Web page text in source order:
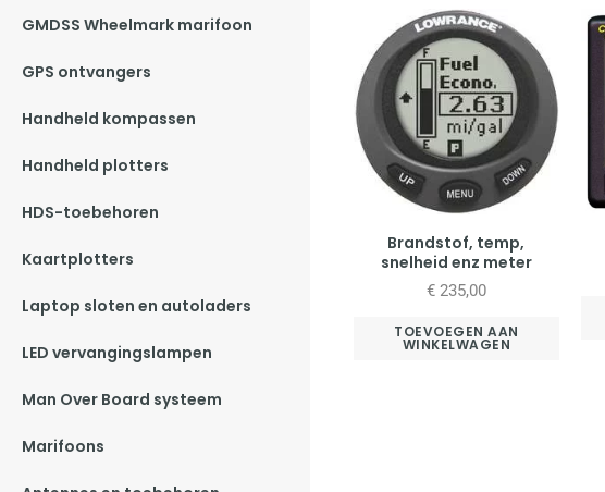
GMDSS Wheelmark marifoon
GPS ontvangers
Handheld kompassen
Handheld plotters
HDS-toebehoren
Kaartplotters
Laptop sloten en autoladers
LED vervangingslampen
Man Over Board systeem
Marifoons
Brandstof, temp,
snelheid enz meter
€235,00
TOEVOEGEN AAN
WINKELWAGEN